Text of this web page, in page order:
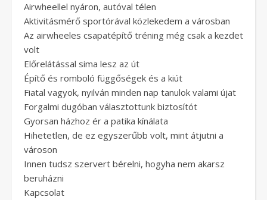
Airwheellel nyáron, autóval télen
Aktivitásmérő sportórával közlekedem a városban
Az airwheeles csapatépítő tréning még csak a kezdet
volt
Előrelátással sima lesz az út
Építő és romboló függőségek és a kiút
Fiatal vagyok, nyilván minden nap tanulok valami újat
Forgalmi dugóban választottunk biztosítót
Gyorsan házhoz ér a patika kínálata
Hihetetlen, de ez egyszerűbb volt, mint átjutni a
városon
Innen tudsz szervert bérelni, hogyha nem akarsz
beruházni
Kapcsolat